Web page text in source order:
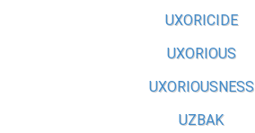
UXORICIDE
UXORIOUS
UXORIOUSNESS
UZBAK